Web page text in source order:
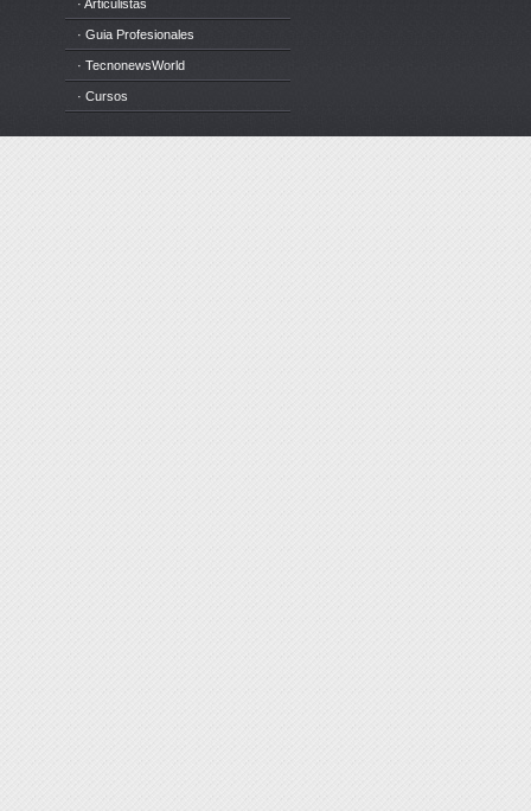
· Articulistas
· Guia Profesionales
· TecnonewsWorld
· Cursos